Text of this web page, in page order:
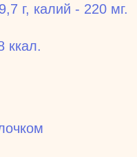
г, калий - 220 мг.
ккал.